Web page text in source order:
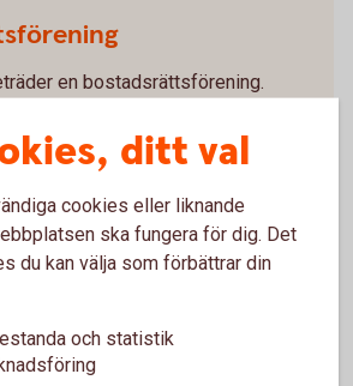
en bostadsrättsförening.
kund
att bilda alla former av stiftelser.
somstiftelse
ditt val
cookies eller liknande
ska fungera för dig. Det
du kan välja som förbättrar din
och statistik